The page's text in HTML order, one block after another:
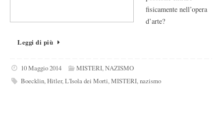
fisicamente nell’opera
d’arte?
Leggi di più
10 Maggio 2014 MISTERI,NAZISMO
Boecklin,Hitler,L'Isola dei Morti,MISTERI,nazismo